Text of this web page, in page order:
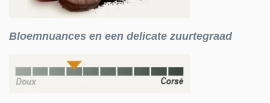
Bloemnuances en een delicate zuurtegraad